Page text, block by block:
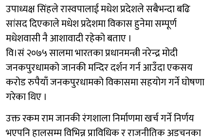
उपाध्यक्ष सिंहले रास्वपालाई मधेश प्रदेशले सबैभन्दा बढि
सांसद दिएकाले मधेश प्रदेशमा विकास हुनेमा सम्पूर्ण
मधेशवासी नै आशावादी रहेको बताए ।
वि।सं २०७५ सालमा भारतका प्रधानमन्त्री नरेन्द्र मोदी
जनकपुरधामको जानकी मन्दिर दर्शन गर्न आउँदा एकसय
करोड रुपैयाँ जनकपुरधामको विकासमा सहयोग गर्ने घोषणा
गरेका थिए ।
उक्त रकम राम जानकी रंगशाला निर्माणमा खर्च गर्ने निर्णय
भएपनि हालसम्म विभिन्न प्राविधिक र राजनीतिक अडचनका